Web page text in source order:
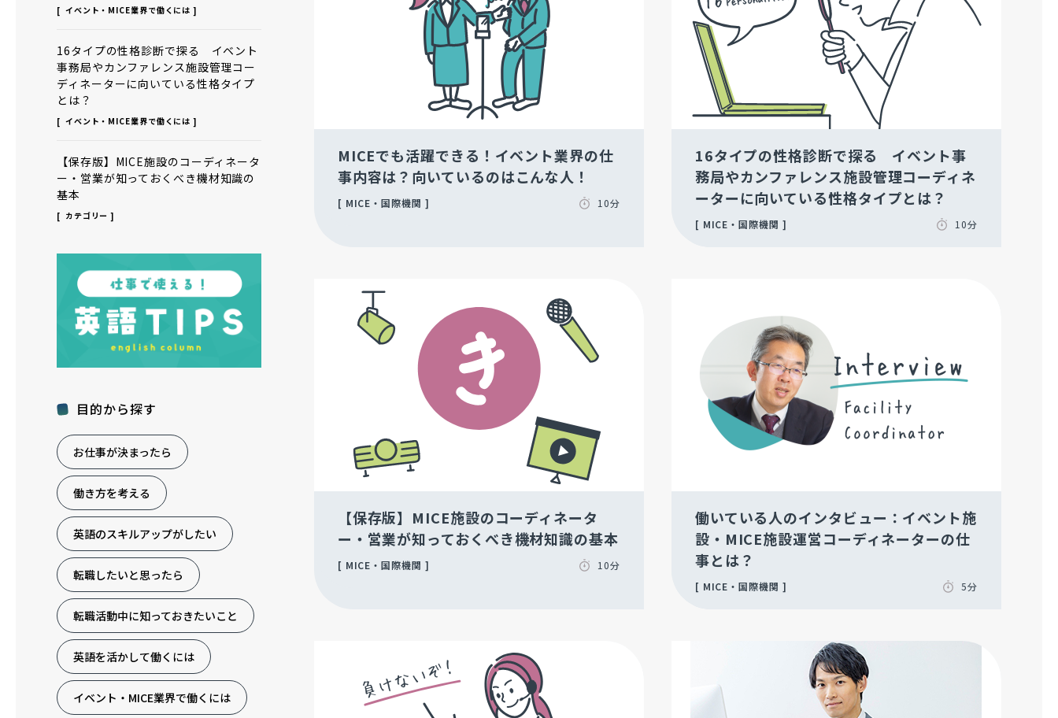
イベント・MICE業界で働くには
16タイプの性格診断で探る イベント
事務局やカンファレンス施設管理コー
ディネーターに向いている性格タイプ
とは？
イベント・MICE業界で働くには
【保存版】MICE施設のコーディネータ
ー・営業が知っておくべき機材知識の
基本
カテゴリー
目的から探す
お仕事が決まったら
働き方を考える
英語のスキルアップがしたい
転職したいと思ったら
転職活動中に知っておきたいこと
英語を活かして働くには
イベント・MICE業界で働くには
MICEでも活躍できる！イベント業界の仕
事内容は？向いているのはこんな人！
MICE・国際機関 10分
16タイプの性格診断で探る イベント事
務局やカンファレンス施設管理コーディネ
ーターに向いている性格タイプとは？
MICE・国際機関 10分
【保存版】MICE施設のコーディネータ
ー・営業が知っておくべき機材知識の基本
MICE・国際機関 10分
働いている人のインタビュー：イベント施
設・MICE施設運営コーディネーターの仕
事とは？
MICE・国際機関 5分